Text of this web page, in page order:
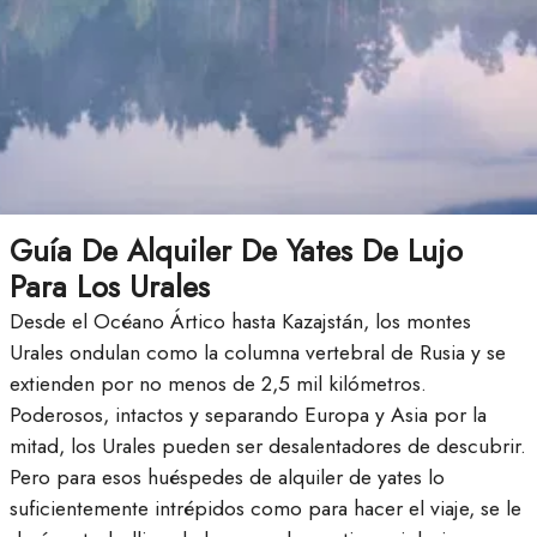
Guía De Alquiler De Yates De Lujo
Para Los Urales
Desde el Océano Ártico hasta Kazajstán, los montes
Urales ondulan como la columna vertebral de Rusia y se
extienden por no menos de 2,5 mil kilómetros.
Poderosos, intactos y separando Europa y Asia por la
mitad, los Urales pueden ser desalentadores de descubrir.
Pero para esos huéspedes de alquiler de yates lo
suficientemente intrépidos como para hacer el viaje, se le